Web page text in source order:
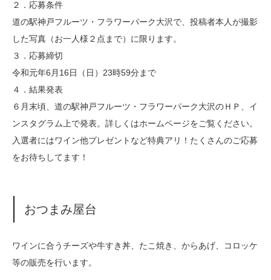
２．応募条件
道の駅神戸フルーツ・フラワーパーク大沢で、投稿者本人が撮影
した写真（お一人様２点まで）に限ります。
３．応募締切
令和元年6月16日（日）23時59分まで
４．結果発表
６月末頃、道の駅神戸フルーツ・フラワーパーク大沢のＨＰ、イ
ンスタグラム上で発表。詳しくはホームページをご覧ください。
入選者にはワイン他プレゼントなど特典アリ！たくさんのご応募
をお待ちしてます！
おつまみ屋台
ワインに合うチーズや牛すき丼、たこ焼き、からあげ、コロッケ
等の販売を行います。